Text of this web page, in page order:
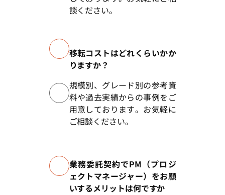
談ください。
移転コストはどれくらいかか
りますか？
規模別、グレード別の参考資
料や過去実績からの事例をご
用意しております。お気軽に
ご相談ください。
業務委託契約でPM（プロジ
ェクトマネージャー）をお願
いするメリットは何ですか